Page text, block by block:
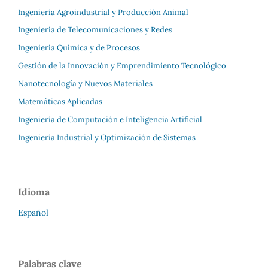
Ingeniería Agroindustrial y Producción Animal
Ingeniería de Telecomunicaciones y Redes
Ingeniería Química y de Procesos
Gestión de la Innovación y Emprendimiento Tecnológico
Nanotecnología y Nuevos Materiales
Matemáticas Aplicadas
Ingeniería de Computación e Inteligencia Artificial
Ingeniería Industrial y Optimización de Sistemas
Idioma
Español
Palabras clave